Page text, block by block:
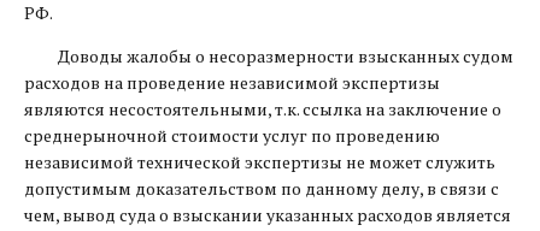
РФ.
Доводы жалобы о несоразмерности взысканных судом
расходов на проведение независимой экспертизы
являются несостоятельными, т.к. ссылка на заключение о
среднерыночной стоимости услуг по проведению
независимой технической экспертизы не может служить
допустимым доказательством по данному делу, в связи с
чем, вывод суда о взыскании указанных расходов является